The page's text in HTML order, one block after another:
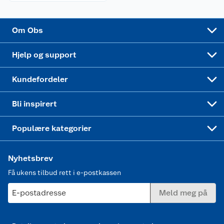
Om Obs
Hjelp og support
Kundefordeler
Bli inspirert
Populære kategorier
Nyhetsbrev
Få ukens tilbud rett i e-postkassen
E-postadresse Meld meg på